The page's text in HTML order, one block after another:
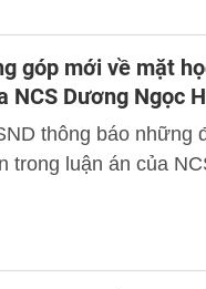
góp mới về mặt
NCS Dương Ngọc
thông báo những
trong luận án của